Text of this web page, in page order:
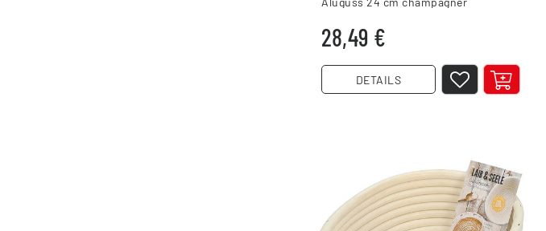
28,49 €
DETAILS